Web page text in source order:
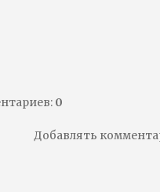
: 0
Добавлять